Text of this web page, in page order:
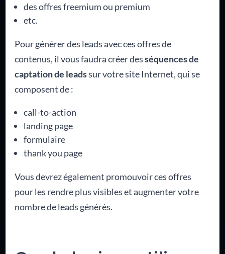
des offres freemium ou premium
etc.
Pour générer des leads avec ces offres de
contenus, il vous faudra créer desséquences de
captation de leadssur votre site Internet, qui se
composent de :
call-to-action
landing page
formulaire
thank you page
Vous devrez également promouvoir ces offres
pour les rendre plus visibles et augmenter votre
nombre de leads générés.